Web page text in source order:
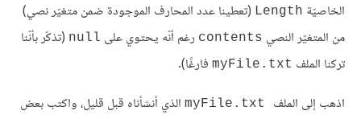
الخاصيّة Length (تعطينا عدد المحارف الموجودة ضمن متغيّر نصي)
من المتغيّر النصي contents رغم أنّه يحتوي على null (تذكّر بأنّنا
تركنا الملف myFile.txt فارغًا).
اذهب إلى الملف
الذي أنشأناه قبل قليل، واكتب بعض